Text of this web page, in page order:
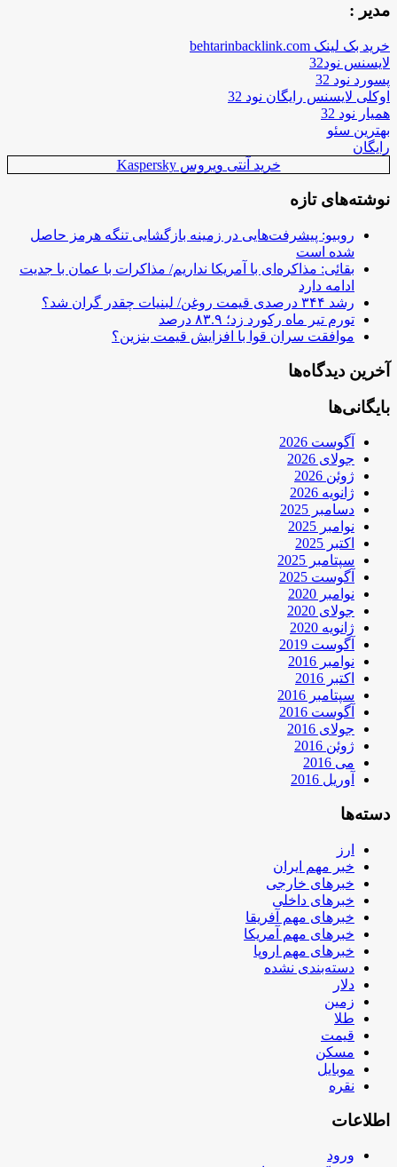
مدیر :
خرید بک لینک behtarinbacklink.com
لایسنس نود32
پسورد نود 32
اوکلی لایسنس رایگان نود 32
همیار نود 32
بهترین سئو
رایگان
خرید آنتی ویروس Kaspersky
نوشته‌های تازه
روبیو: پیشرفت‌هایی در زمینه بازگشایی تنگه هرمز حاصل
شده است
بقائی: مذاکره‌ای با آمریکا نداریم/ مذاکرات با عمان با جدیت
ادامه دارد
رشد ۳۴۴ درصدی قیمت روغن/ لبنیات چقدر گران شد؟
تورم تیر ماه رکورد زد؛ ۸۳.۹ درصد
موافقت سران قوا با افزایش قیمت بنزین؟
آخرین دیدگاه‌ها
بایگانی‌ها
آگوست 2026
جولای 2026
ژوئن 2026
ژانویه 2026
دسامبر 2025
نوامبر 2025
اکتبر 2025
سپتامبر 2025
آگوست 2025
نوامبر 2020
جولای 2020
ژانویه 2020
آگوست 2019
نوامبر 2016
اکتبر 2016
سپتامبر 2016
آگوست 2016
جولای 2016
ژوئن 2016
می 2016
آوریل 2016
دسته‌ها
ارز
خبر مهم ایران
خبرهای خارجی
خبرهای داخلی
خبرهای مهم آفریقا
خبرهای مهم آمریکا
خبرهای مهم اروپا
دسته‌بندی نشده
دلار
زمین
طلا
قیمت
مسکن
موبایل
نقره
اطلاعات
ورود